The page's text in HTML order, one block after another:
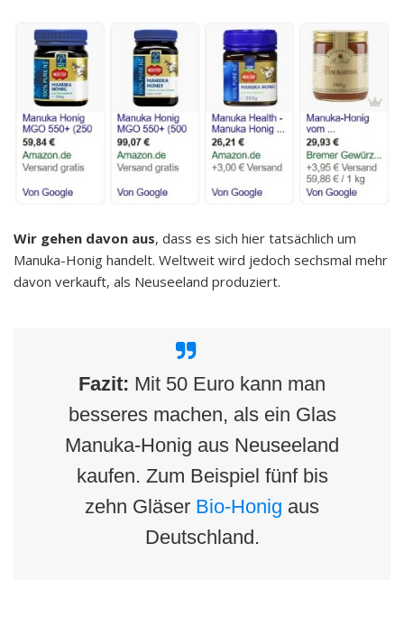
Wir gehen davon aus, dass es sich hier tatsächlich um
Manuka-Honig handelt. Weltweit wird jedoch sechsmal mehr
davon verkauft, als Neuseeland produziert.
Fazit: Mit 50 Euro kann man
besseres machen, als ein Glas
Manuka-Honig aus Neuseeland
kaufen. Zum Beispiel fünf bis
zehn Gläser Bio-Honig aus
Deutschland.